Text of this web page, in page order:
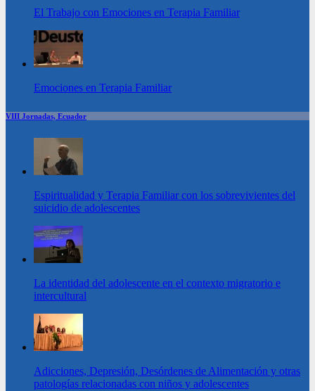
El Trabajo con Emociones en Terapia Familiar
Emociones en Terapia Familiar
VIII Jornadas, Ecuador
Espiritualidad y Terapia Familiar con los sobrevivientes del
suicidio de adolescentes
La identidad del adolescente en el contexto migratorio e
intercultural
Adicciones, Depresión, Desórdenes de Alimentación y otras
patologías relacionadas con niños y adolescentes